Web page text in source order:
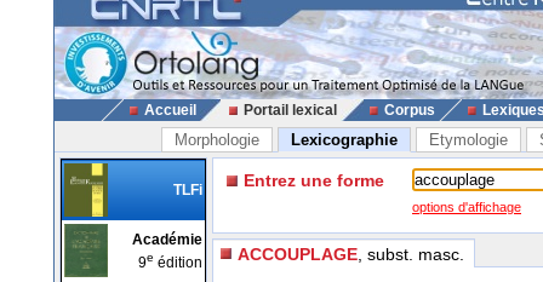
Accueil Portail lexical Corpus
Morphologie Lexicographie Etymologie
TLFi
Académie
9e édition
Entrez une forme
options d'affichage
ACCOUPLAGE , subst. masc.